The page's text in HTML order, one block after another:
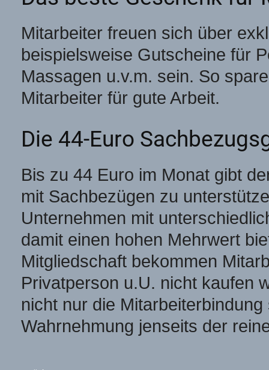
Mitarbeiter freuen sich über
beispielsweise Gutscheine für
Massagen u.v.m. sein. So
Mitarbeiter für gute Arbeit.
Die 44-Euro
Bis zu 44 Euro im Monat gibt
mit Sachbezügen zu
Unternehmen mit
damit einen hohen Mehrwert
Mitgliedschaft bekommen
Privatperson u.U. nicht kaufen
nicht nur die
Wahrnehmung jenseits der